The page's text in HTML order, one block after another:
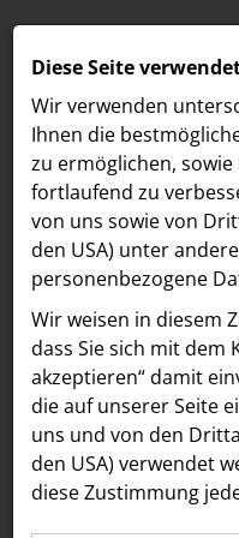
MELDUNGEN
LOEBELL NORDBERG
INNER
aehre
Astoria Artshow
B/S/H Hausgeräte
Meldungen / The Hoxton
Text Bilder
04.12.2024
New
in The
Diese Seite
Wir verwenden
Ihnen die
zu ermöglichen,
fortlaufend zu
von uns sowie von
den USA) unter
personenbezogene
Wir weisen in diesem
dass Sie sich mit dem
akzeptieren“ damit
die auf unserer Seite
uns und von den
den USA) verwendet
diese Zustimmung